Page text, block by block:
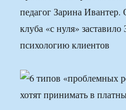
педагог Зарина Ивантер.
клуба «с нуля»
психологию клиентов